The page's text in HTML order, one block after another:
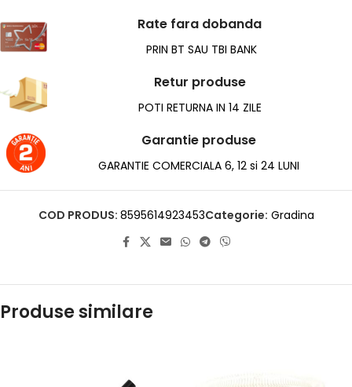
Rate fara dobanda
PRIN BT SAU TBI BANK
Retur produse
POTI RETURNA IN 14 ZILE
Garantie produse
GARANTIE COMERCIALA 6, 12 si 24 LUNI
COD PRODUS: 8595614923453Categorie: Gradina
Produse similare